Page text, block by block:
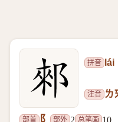
拼音 lái
注音 ㄌ
部首 阝 部外 2 总笔画 10